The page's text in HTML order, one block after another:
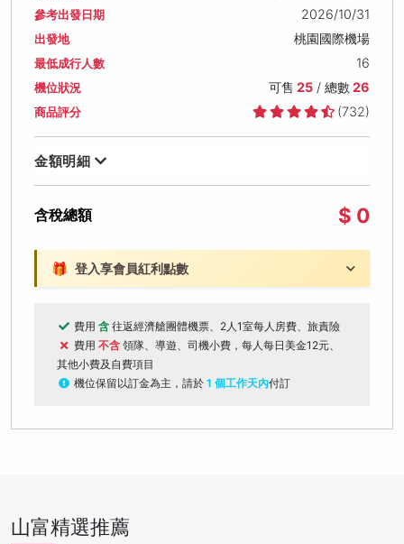
參考出發日期 2026/10/31
出發地 桃園國際機場
最低成行人數 16
機位狀況 可售 25/ 總數26
商品評分 (732)
金額明細
含稅總額 $ 0
🎁 登入享會員紅利點數
費用 含 往返經濟艙團體機票、2人1室每人房費、旅責險
費用 不含 領隊、導遊、司機小費，每人每日美金12元、
其他小費及自費項目
機位保留以訂金為主，請於 1 個工作天內付訂
山富精選推薦